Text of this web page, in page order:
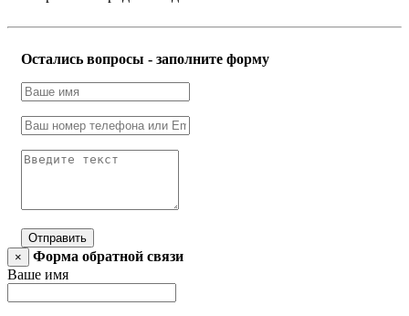
Остались вопросы - заполните форму
Отправить
×
Форма обратной связи
Ваше имя